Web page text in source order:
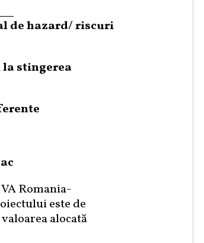
de hazard/ riscuri
stingerea
Romania-
este de
alocată